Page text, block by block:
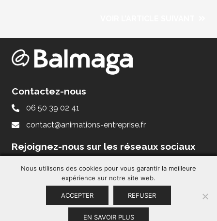
Contactez-nous
06 50 39 02 41
contact@animations-entreprise.fr
Rejoignez-nous sur les réseaux sociaux
Nous utilisons des cookies pour vous garantir la meilleure
expérience sur notre site web.
ACCEPTER REFUSER
EN SAVOIR PLUS